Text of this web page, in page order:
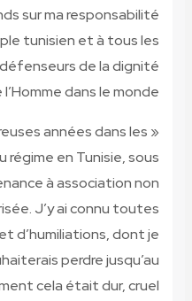
sur ma responsabilité
tunisien et à tous les
défenseurs de la dignité
l’Homme dans le monde.
années dans les
régime en Tunisie, sous
à association non
J’y ai connu toutes
d’humiliations, dont je
perdre jusqu’au
cela était dur, cruel.